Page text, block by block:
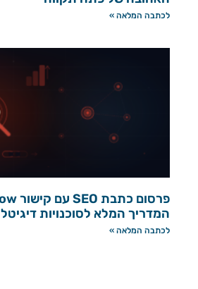
לכתבה המלאה »
המדריך המלא לסוכנויות דיגיטל
לכתבה המלאה »